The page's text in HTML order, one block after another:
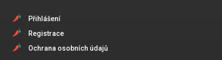
Přihlášení
Registrace
Ochrana osobních údajů